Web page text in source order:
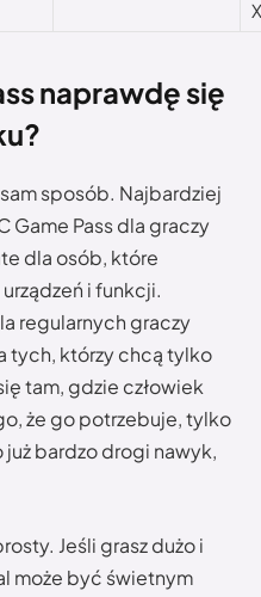
naprawdę się
sposób. Najbardziej
Game Pass dla graczy
dla osób, które
i funkcji.
regularnych graczy
tych, którzy chcą tylko
tam, gdzie człowiek
że go potrzebuje, tylko
bardzo drogi nawyk,
Jeśli grasz dużo i
może być świetnym